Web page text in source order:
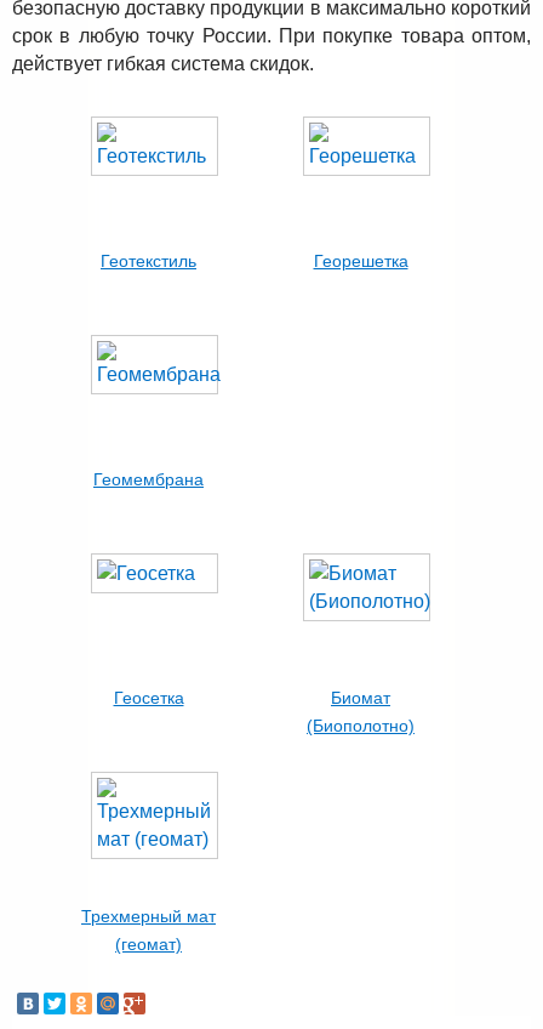
безопасную доставку продукции в максимально короткий
срок в любую точку России. При покупке товара оптом,
действует гибкая система скидок.
Геотекстиль Георешетка
Геомембрана
Геосетка
Биомат
(Биополотно)
Трехмерный мат
(геомат)